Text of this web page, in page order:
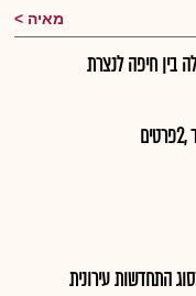
מאיה
בין חיפה לנצרת